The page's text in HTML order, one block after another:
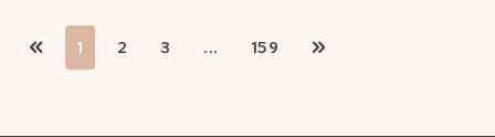
1 2 3 ... 159